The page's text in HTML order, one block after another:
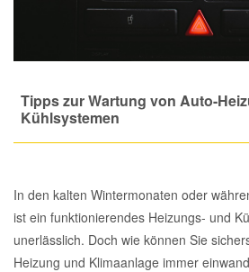
Tipps zur Wartung von Auto-
Kühlsystemen
In den kalten Wintermonaten oder
ist ein funktionierendes Heizungs- und
unerlässlich. Doch wie können Sie
Heizung und Klimaanlage immer
Heizung und Klimaanlage
Kühlung
Motor
Innenausstattung
Rostlöser
Schmiermittel
Total Motoröle
Druckluft Werkzeuge
Halterung Abgasstrang
Kfz Spezialwerkzeuge
Glühlampen
Kofferraumwanne
Marderschutz
VW Ersatzteile
Alfa Romeo Ersatzteile